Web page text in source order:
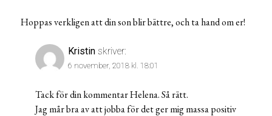
Hoppas verkligen att din son blir bättre, och ta hand om er!
Kristin skriver:
6 november, 2018 kl. 18:01
Tack för din kommentar Helena. Så rätt.
Jag mår bra av att jobba för det ger mig massa positiv